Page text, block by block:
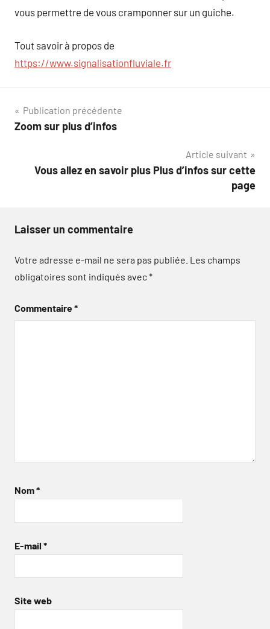
vous permettre de vous cramponner sur un guiche.
Tout savoir à propos de
https://www.signalisationfluviale.fr
Navigation
de
Publication précédente
Zoom sur plus d’infos
Article suivant
Vous allez en savoir plus Plus d’infos sur cette
page
Laisser un commentaire
Votre adresse e-mail ne sera pas publiée. Les champs
obligatoires sont indiqués avec*
Commentaire*
Nom*
E-mail *
Site web